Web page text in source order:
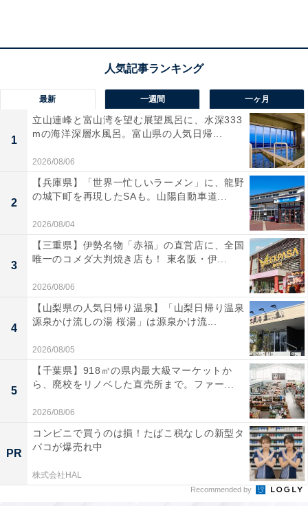
ル）は350円です。
平日（1日券）：1000円
土・日・祝（1日券）：1000円
※16時以降は夜間券（600円）も利用可能です。
宿泊可否
宿泊：不可（日帰り温泉施設のため宿泊はできません）
【宮城県の人気日帰り温泉】「やくらい薬師
の湯」は四季の移ろいと満天の星空を望む温
泉施設
最新 一週間 一ヶ月
1
立山連峰と富山湾を望む展望風呂に、水深333
mの海洋深層水風呂。富山県の人気日帰...
2026/08/06
2
【兵庫県】「世界一忙しいラーメン」に、龍野
の城下町を再現したSAも。山陽自動車道...
2026/08/04
3
【三重県】伊勢名物「赤福」の直営店に、全国
唯一のコメダ大判焼き店も！ 東名阪・伊...
2026/08/06
4
【山梨県の人気日帰り温泉】「山梨日帰り温泉
源泉かけ流しの湯 桜湯」は源泉かけ流...
2026/08/05
5
【千葉県】918㎡の県内最大級マーケットか
ら、廃校をリノベした直売所まで。ファー...
2026/08/06
PR
コンビニで買うのは損！たばこ税なしの新型タ
バコが爆売れ中
株式会社HAL
Recommended by